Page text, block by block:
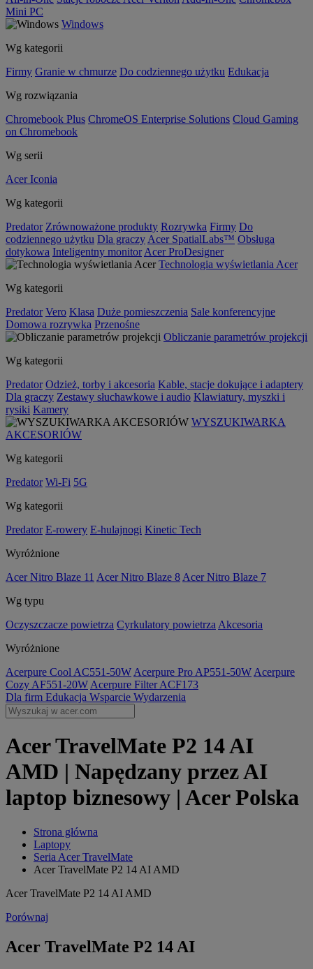
Mini PC
Windows
Wg kategorii
Firmy Granie w chmurze Do codziennego użytku Edukacja
Wg rozwiązania
Chromebook Plus ChromeOS Enterprise Solutions Cloud Gaming
on Chromebook
Wg serii
Acer Iconia
Wg kategorii
Predator Zrównoważone produkty Rozrywka Firmy Do
codziennego użytku Dla graczy Acer SpatialLabs™ Obsługa
dotykowa Inteligentny monitor Acer ProDesigner
Technologia wyświetlania Acer
Wg kategorii
Predator Vero Klasa Duże pomieszczenia Sale konferencyjne
Domowa rozrywka Przenośne
Obliczanie parametrów projekcji
Wg kategorii
Predator Odzież, torby i akcesoria Kable, stacje dokujące i adaptery
Dla graczy Zestawy słuchawkowe i audio Klawiatury, myszki i
rysiki Kamery
WYSZUKIWARKA
AKCESORIÓW
Wg kategorii
Predator Wi-Fi 5G
Wg kategorii
Predator E-rowery E-hulajnogi Kinetic Tech
Wyróżnione
Acer Nitro Blaze 11 Acer Nitro Blaze 8 Acer Nitro Blaze 7
Wg typu
Oczyszczacze powietrza Cyrkulatory powietrza Akcesoria
Wyróżnione
Acerpure Cool AC551-50W Acerpure Pro AP551-50W Acerpure
Cozy AF551-20W Acerpure Filter ACF173
Dla firm Edukacja Wsparcie Wydarzenia
Acer TravelMate P2 14 AI
AMD | Napędzany przez AI
laptop biznesowy | Acer Polska
Strona główna
Laptopy
Seria Acer TravelMate
Acer TravelMate P2 14 AI AMD
Acer TravelMate P2 14 AI AMD
Porównaj
Acer TravelMate P2 14 AI